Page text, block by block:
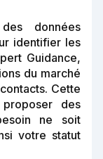
données
identifier les
Guidance,
du marché
Cette
des
ne soit
votre statut